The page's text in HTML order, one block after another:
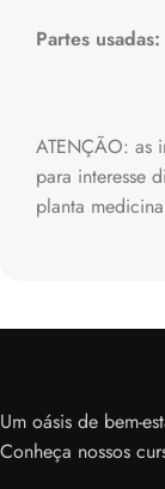
Partes usadas:
ATENÇÃO: as
para interesse
planta
Um oásis de bem-
Conheça nossos